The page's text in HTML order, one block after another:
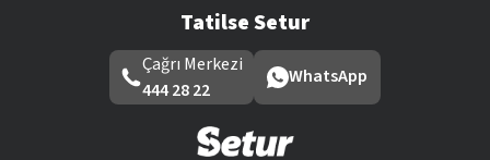
Tatilse Setur
Çağrı Merkezi
444 28 22
WhatsApp